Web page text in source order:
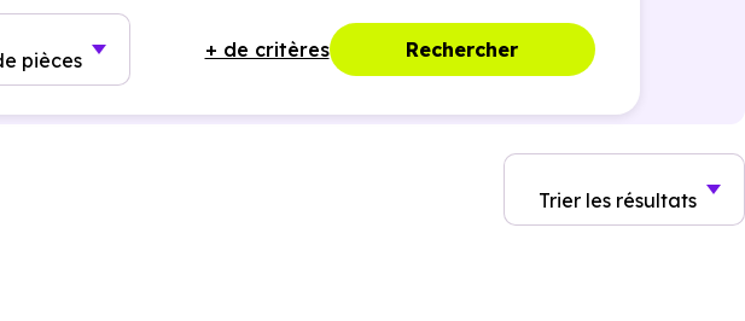
pièces + de critères Rechercher
Trier les résultats